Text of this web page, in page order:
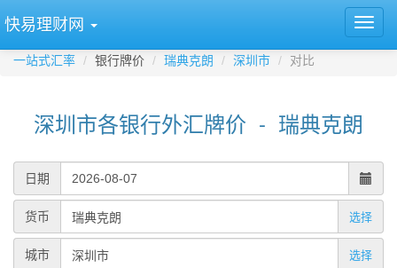
快易理财网
一站式汇率 银行牌价 瑞典克朗 深圳市 对比
深圳市各银行外汇牌价 - 瑞典克朗
日期
货币 选择
城市 选择